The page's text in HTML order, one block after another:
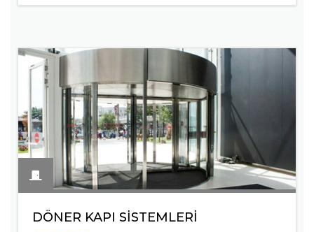
DÖNER KAPI SISTEMLERI